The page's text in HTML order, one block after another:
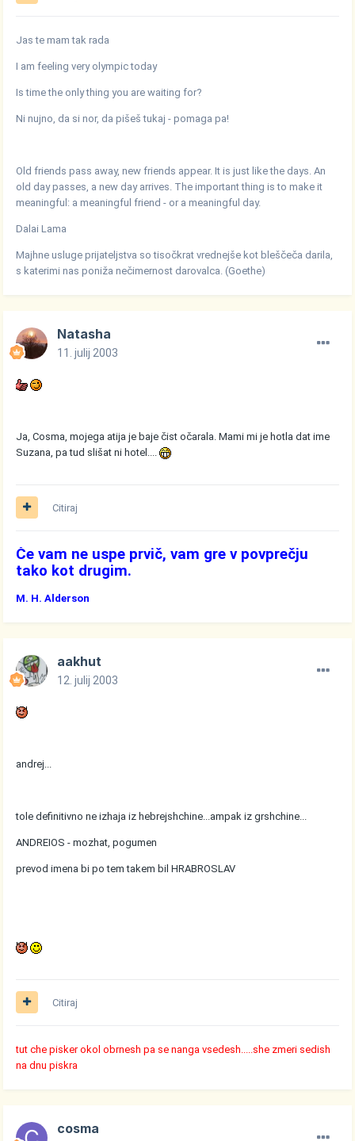
Jas te mam tak rada
I am feeling very olympic today
Is time the only thing you are waiting for?
Ni nujno, da si nor, da pišeš tukaj - pomaga pa!
Old friends pass away, new friends appear. It is just like the days. An
old day passes, a new day arrives. The important thing is to make it
meaningful: a meaningful friend - or a meaningful day.
Dalai Lama
Majhne usluge prijateljstva so tisočkrat vrednejše kot bleščeča darila,
s katerimi nas poniža nečimernost darovalca. (Goethe)
Natasha
11. julij 2003
Ja, Cosma, mojega atija je baje čist očarala. Mami mi je hotla dat ime
Suzana, pa tud slišat ni hotel....
Citiraj
Če vam ne uspe prvič, vam gre v povprečju
tako kot drugim.
M. H. Alderson
aakhut
12. julij 2003
andrej...
tole definitivno ne izhaja iz hebrejshchine...ampak iz grshchine...
ANDREIOS - mozhat, pogumen
prevod imena bi po tem takem bil HRABROSLAV
Citiraj
tut che pisker okol obrnesh pa se nanga vsedesh.....she zmeri sedish
na dnu piskra
cosma